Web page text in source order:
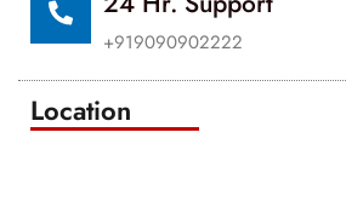
+919090902222
Location